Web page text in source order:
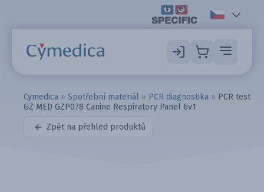
Cymedica » Spotřební materiál » PCR diagnostika » PCR test
GZ MED GZP078 Canine Respiratory Panel 6v1
Zpět na přehled produktů